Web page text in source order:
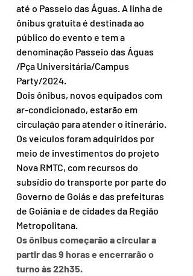
até o Passeio das Águas. A linha de
ônibus gratuita é destinada ao
público do evento e tem a
denominação Passeio das Águas
/Pça Universitária/Campus
Party/2024.
Dois ônibus, novos equipados com
ar-condicionado, estarão em
circulação para atender o itinerário.
Os veículos foram adquiridos por
meio de investimentos do projeto
Nova RMTC, com recursos do
subsídio do transporte por parte do
Governo de Goiás e das prefeituras
de Goiânia e de cidades da Região
Metropolitana.
Os ônibus começarão a circular a
partir das 9 horas e encerrarão o
turno às 22h35.